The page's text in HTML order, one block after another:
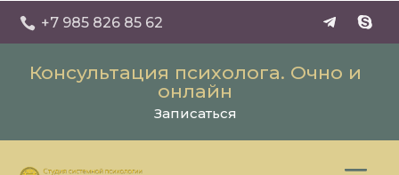
 +7 985 826 85 62
Консультация психолога. Очно и
онлайн
Записаться